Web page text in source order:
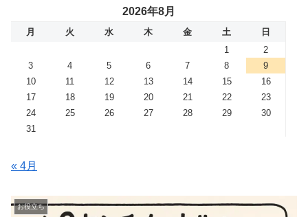
2026年8月
月 火 水 木 金 土
日
1
2
3
4 5 6 7 8
9
10
11 12 13 14 15
16
17
18 19 20 21 22
23
24
25 26 27 28 29
30
31
« 4月
お役立ち